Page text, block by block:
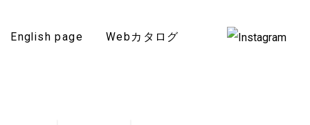
English page Webカタログ